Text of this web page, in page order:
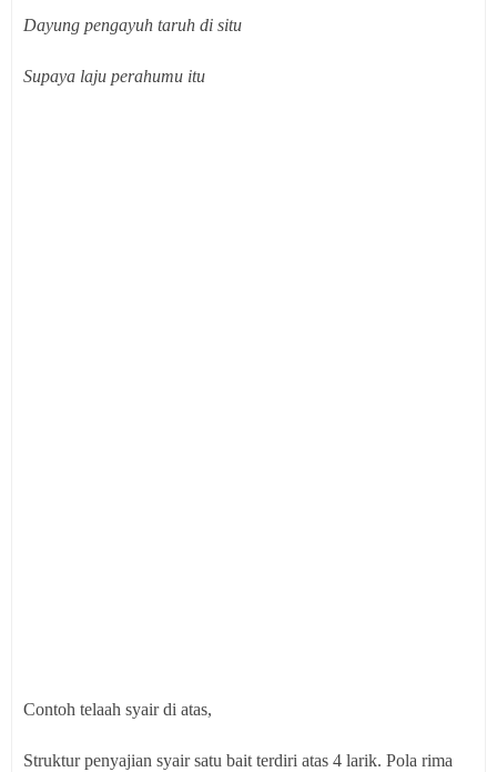
Dayung pengayuh taruh di situ
Supaya laju perahumu itu
Contoh telaah syair di atas,
Struktur penyajian syair satu bait terdiri atas 4 larik. Pola rima